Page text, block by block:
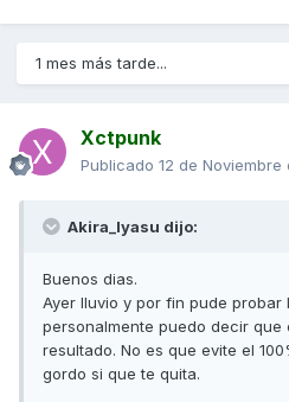
1 mes más tarde...
Xctpunk
Publicado 12 de Noviembre
Akira_Iyasu dijo:
Buenos dias.
Ayer lluvio y por fin pude probar
personalmente puedo decir
resultado. No es que evite el
gordo si que te quita.